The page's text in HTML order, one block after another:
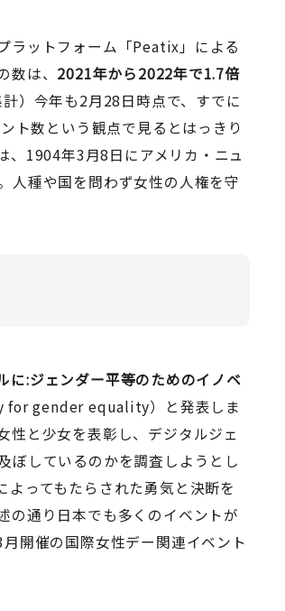
ラットフォーム「Peatix」による
は、 2021年から2022年で1.7倍
）今年も2月28日時点で、すでに
ト数という観点で見るとはっきり
、1904年3月8日にアメリカ・ニュ
人種や国を問わず女性の人権を守
に:ジェンダー平等のためのイノベ
for gender equality）と発表しま
性と少女を表彰し、デジタルジェ
ぼしているのかを調査しようとし
ってもたらされた勇気と決断を
の通り日本でも多くのイベントが
開催の国際女性デー関連イベント